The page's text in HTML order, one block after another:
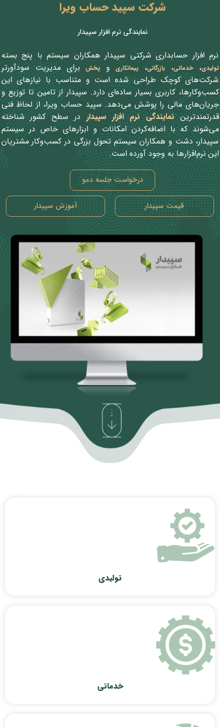
شرکت سپید حساب ویرا
نمایندگی نرم افزار سپیدار
نرم افزار حسابداری شرکتی سپیدار همکاران سیستم با پنج بسته‌‌
تولیدی،خدماتی،بازرگانی،پیمانکاری وپخش
برای مدیریت سودآورتر
شرکت‌های کوچک طراحی شده است و متناسب با نیازهای این
کسب‌وکارها، کاربری بسیار ساده‌ای دارد. سپیدار از تامین تا توزیع و
جریان‌های مالی را پوشش می‌دهد. سپید حساب ویرا، از لحاظ فنی
قدرتمندتریننمایندگی نرم افزار سپیدار در سطح کشور شناخته
می‌شوند که با اضافه‌کردن امکانات و ابزارهای خاص در سیستم
سپیدار، دشت و همکاران سیستم تحول بزرگی در کسب‌وکار مشتریان
این نرم‌افزارها به وجود آورده است.
درخواست جلسه دمو
قیمت سپیدار آموزش سپیدار
تولیدی
خدماتی